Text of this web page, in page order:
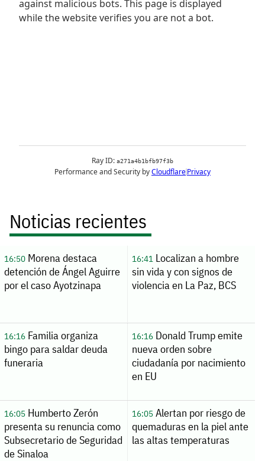
Noticias recientes
16:50Morena destaca
detención de Ángel Aguirre
por el caso Ayotzinapa
16:41Localizan a hombre
sin vida y con signos de
violencia en La Paz, BCS
16:16Familia organiza
bingo para saldar deuda
funeraria
16:16Donald Trump emite
nueva orden sobre
ciudadanía por nacimiento
en EU
16:05Humberto Zerón
presenta su renuncia como
Subsecretario de Seguridad
de Sinaloa
16:05Alertan por riesgo de
quemaduras en la piel ante
las altas temperaturas